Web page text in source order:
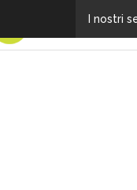
I nostri
DGS (H.I.G.